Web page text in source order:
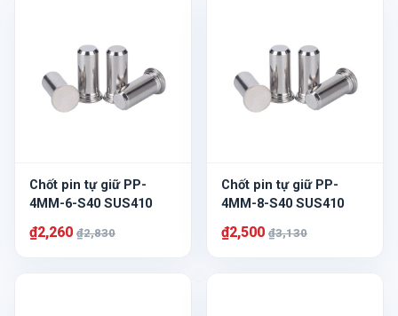
Chốt pin tự giữ PP-
4MM-6-S40 SUS410
₫2,260 ₫2,830
Chốt pin tự giữ PP-
4MM-8-S40 SUS410
₫2,500 ₫3,130